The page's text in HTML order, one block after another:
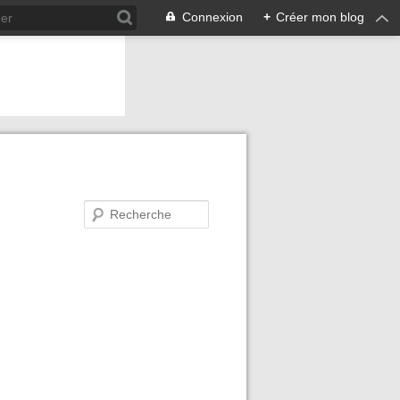
Connexion + Créer mon blog